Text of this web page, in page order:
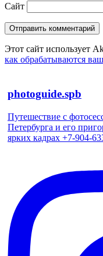
Сайт
Этот сайт использует
как обрабатываются
photoguide.spb
Путешествие с
Петербурга и его
ярких кадрах +7-904-